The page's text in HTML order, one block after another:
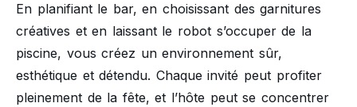
En planifiant le bar, en choisissant des garnitures
créatives et en laissant le robot s’occuper de la
piscine, vous créez un environnement sûr,
esthétique et détendu. Chaque invité peut profiter
pleinement de la fête, et l’hôte peut se concentrer